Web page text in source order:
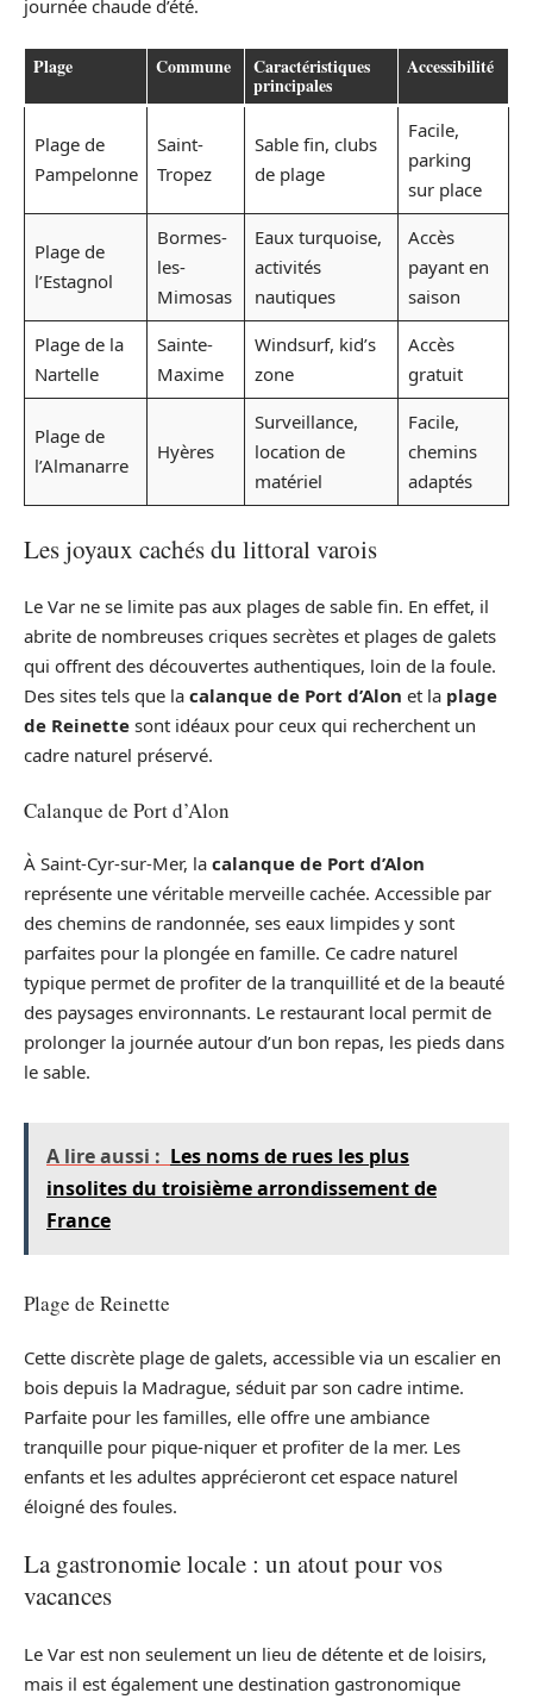
journée chaude d’été.
Plage Commune Caractéristiques
principales
Accessibilité
Plage de
Pampelonne
Saint-
Tropez
Sable fin, clubs
de plage
Facile,
parking
sur place
Plage de
l’Estagnol
Bormes-
les-
Mimosas
Eaux turquoise,
activités
nautiques
Accès
payant en
saison
Plage de la
Nartelle
Sainte-
Maxime
Windsurf, kid’s
zone
Accès
gratuit
Plage de
l’Almanarre
Hyères
Surveillance,
location de
matériel
Facile,
chemins
adaptés
Les joyaux cachés du littoral varois
Le Var ne se limite pas aux plages de sable fin. En effet, il
abrite de nombreuses criques secrètes et plages de galets
qui offrent des découvertes authentiques, loin de la foule.
Des sites tels que la calanque de Port d’Alon et la plage
de Reinette sont idéaux pour ceux qui recherchent un
cadre naturel préservé.
Calanque de Port d’Alon
À Saint-Cyr-sur-Mer, la calanque de Port d’Alon
représente une véritable merveille cachée. Accessible par
des chemins de randonnée, ses eaux limpides y sont
parfaites pour la plongée en famille. Ce cadre naturel
typique permet de profiter de la tranquillité et de la beauté
des paysages environnants. Le restaurant local permit de
prolonger la journée autour d’un bon repas, les pieds dans
le sable.
A lire aussi : Les noms de rues les plus
insolites du troisième arrondissement de
France
Plage de Reinette
Cette discrète plage de galets, accessible via un escalier en
bois depuis la Madrague, séduit par son cadre intime.
Parfaite pour les familles, elle offre une ambiance
tranquille pour pique-niquer et profiter de la mer. Les
enfants et les adultes apprécieront cet espace naturel
éloigné des foules.
La gastronomie locale : un atout pour vos
vacances
Le Var est non seulement un lieu de détente et de loisirs,
mais il est également une destination gastronomique